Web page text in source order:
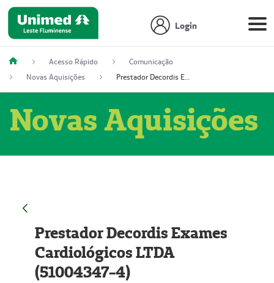
Login
Acesso Rápido
Comunicação
Novas Aquisições
Prestador Decordis Exames Cardiológicos LTDA (51004347-4)
Novas Aquisições
Prestador Decordis Exames
Cardiológicos LTDA
(51004347-4)